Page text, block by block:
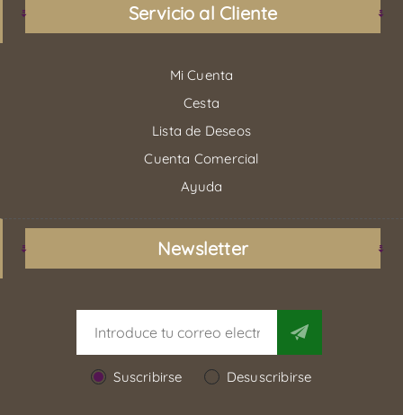
Servicio al Cliente
Mi Cuenta
Cesta
Lista de Deseos
Cuenta Comercial
Ayuda
Newsletter
Suscribirse Desuscribirse